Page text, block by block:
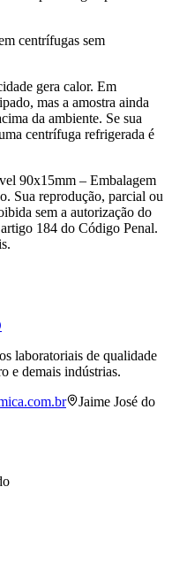
centrífugas sem
gera calor. Em
mas a amostra ainda
da ambiente. Se sua
centrífuga refrigerada é
90x15mm – Embalagem
Sua reprodução, parcial ou
sem a autorização do
184 do Código Penal.
laboratoriais de qualidade
e demais indústrias.
Jaime José do